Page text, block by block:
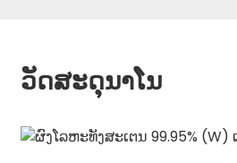
ວັດສະດຸນາໂນ